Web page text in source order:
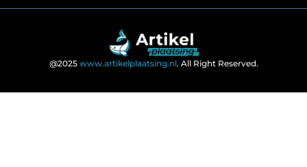
@2025 www.artikelplaatsing.nl. All Right Reserved.